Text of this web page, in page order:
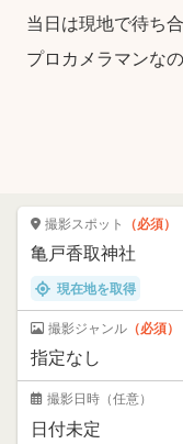
当日は現地で待ち
プロカメラマンな
撮影スポット （必須）
現在地を取得
撮影ジャンル （必須）
撮影日時 （任意）